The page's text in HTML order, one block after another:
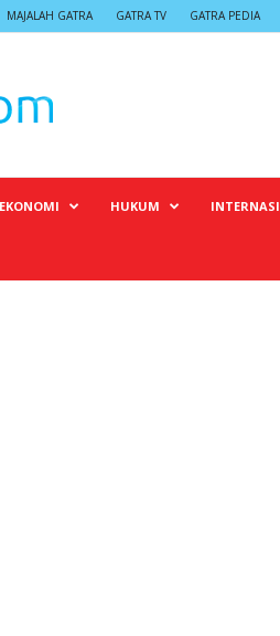
MAJALAH GATRA GATRA TV GATRA PEDIA
EKONOMI HUKUM